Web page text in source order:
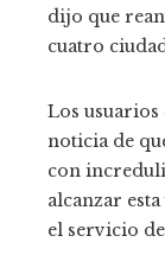
dijo que
cuatro
Los usuarios
noticia de
con
alcanzar
el servicio